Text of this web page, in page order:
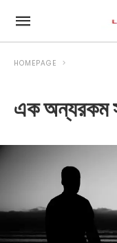
HOMEPAGE
এক অন্যরকম